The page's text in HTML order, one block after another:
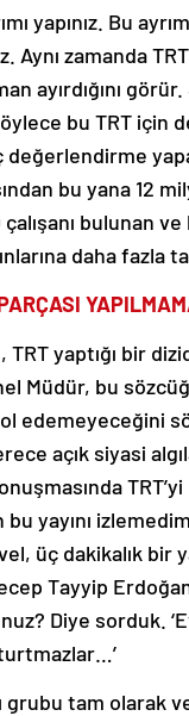
yapınız. Bu
zamanda
ayırdığını
bu TRT için
bu yana 12
bulunan
daha fazla
yaptığı bir
Müdür, bu
edemeyeceğini
açık siyasi
yayını
üç dakikalık bir
Tayyip
Diye sorduk.
grubu tam olarak